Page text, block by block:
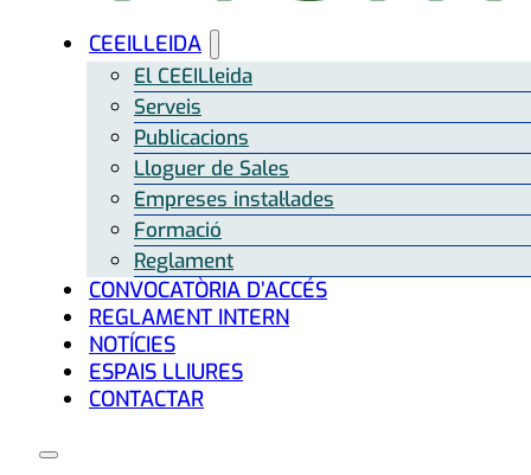
CEEILLEIDA
El CEEILleida
Serveis
Publicacions
Lloguer de Sales
Empreses instal·lades
Formació
Reglament
CONVOCATÒRIA D’ACCÉS
REGLAMENT INTERN
NOTÍCIES
ESPAIS LLIURES
CONTACTAR